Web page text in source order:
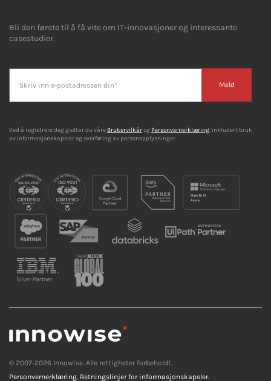
Bli den første til å få vite om IT-innovasjoner og interessante
casestudier.
Meld
Ved å registrere deg godtar du våre Brukervilkårog Personvernerklæring, inkludert bruk
av informasjonskapsler og overføring av personopplysninger.
© 2007-2026 Innowise. Alle rettigheter forbeholdt.
Personvernerklæring. Retningslinjer for informasjonskapsler.